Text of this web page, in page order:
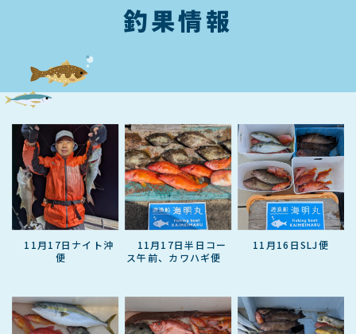
釣果情報
11月17日ナイト沖
便
11月17日半日コー
ス午前、カワハギ便
11月16日SLJ便